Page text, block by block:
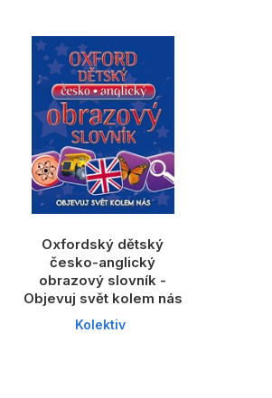
Dárkové publikace
Dárkové zboží
Hobby
Jazyky
Kalendáře
Křížovky
Kuchařky
Počítače
Oxfordský dětský
česko-anglický
obrazový slovník -
Objevuj svět kolem nás
Kolektiv